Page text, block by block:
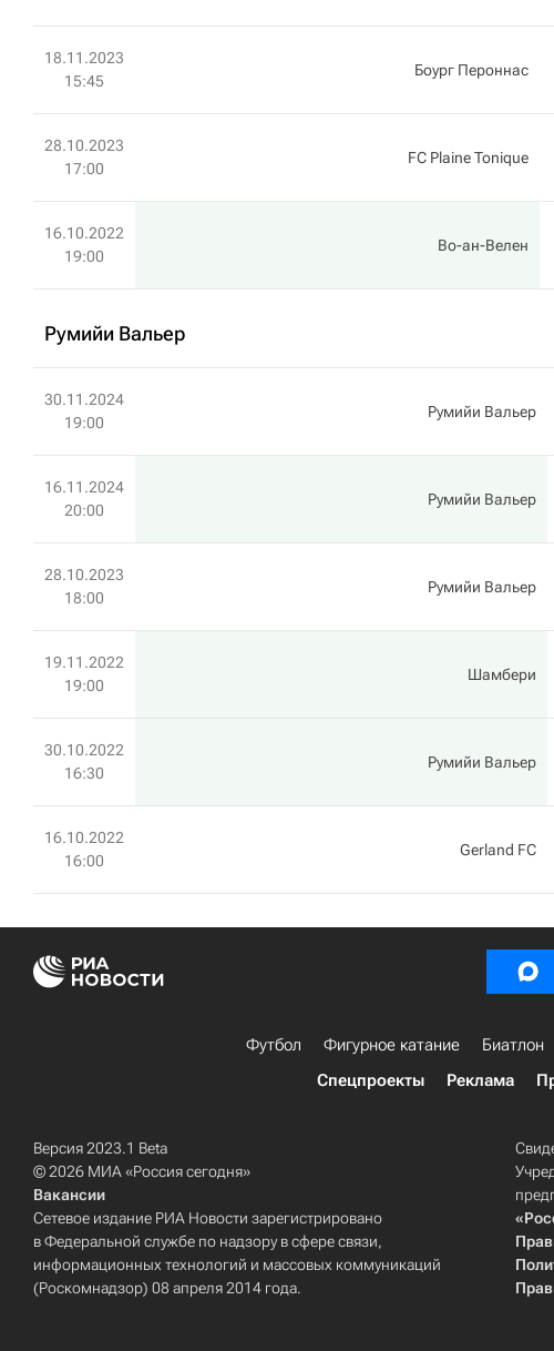
18.11.2023
15:45
Боург Пероннас
28.10.2023
17:00
FC Plaine Tonique
16.10.2022
19:00
Во-ан-Велен
Румийи Вальер
30.11.2024
19:00
Румийи Вальер
16.11.2024
20:00
Румийи Вальер
28.10.2023
18:00
Румийи Вальер
19.11.2022
19:00
Шамбери
30.10.2022
16:30
Румийи Вальер
16.10.2022
16:00
Gerland FC
Футбол Фигурное катание Биатлон
Спецпроекты
Реклама
Версия 2023.1 Beta
© 2026 МИА «Россия сегодня»
Вакансии
Сетевое издание РИА Новости зарегистрировано
в Федеральной службе по надзору в сфере связи,
информационных технологий и массовых коммуникаций
(Роскомнадзор) 08 апреля 2014 года.